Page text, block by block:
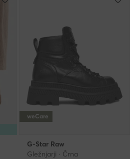
weCare
G-Star Raw
Gležnjarji · Črna